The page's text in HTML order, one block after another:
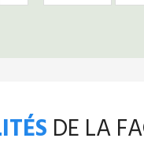
suivante
DE LA